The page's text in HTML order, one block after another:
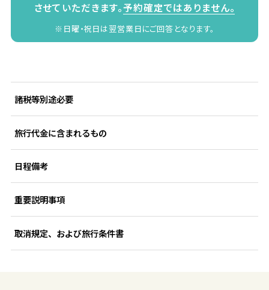
させていただきます。予約確定ではありません。
※日曜・祝日は翌営業日にご回答となります。
諸税等別途必要
旅行代金に含まれるもの
日程備考
重要説明事項
取消規定、および旅行条件書